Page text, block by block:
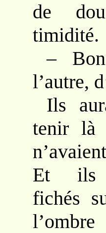
de
timidité.
–
l’autre,
Ils
tenir là
Et ils
fichés